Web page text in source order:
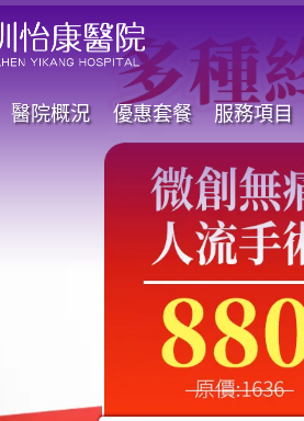
醫院概況 優惠套餐 服務項目